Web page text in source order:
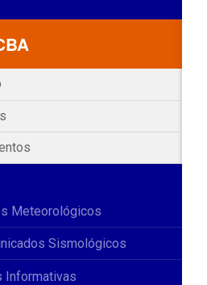
Meteorológicos
Sismológicos
Informativas